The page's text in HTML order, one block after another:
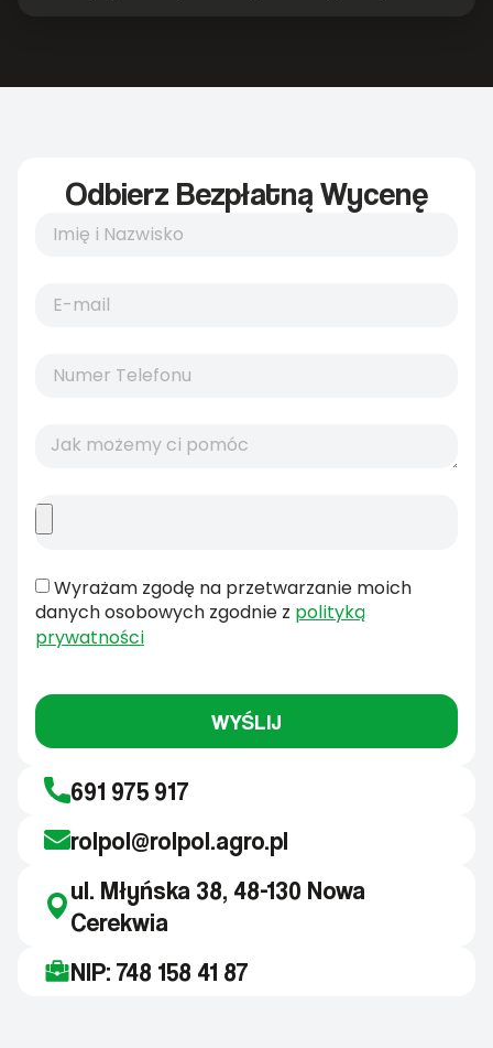
Odbierz Bezpłatną Wycenę
Wyrażam zgodę na przetwarzanie moich
danych osobowych zgodnie z polityką
prywatności
WYŚLIJ
691 975 917
rolpol@rolpol.agro.pl
ul. Młyńska 38, 48-130 Nowa
Cerekwia
NIP: 748 158 41 87